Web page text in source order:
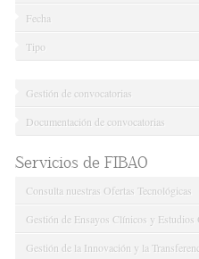
Fecha
Tipo
Gestión de convocatorias
Documentación de convocatorias
Servicios de FIBAO
Consulta nuestras Ofertas Tecnológicas
Gestión de Ensayos Clínicos y Estudios
Gestión de la Innovación y la